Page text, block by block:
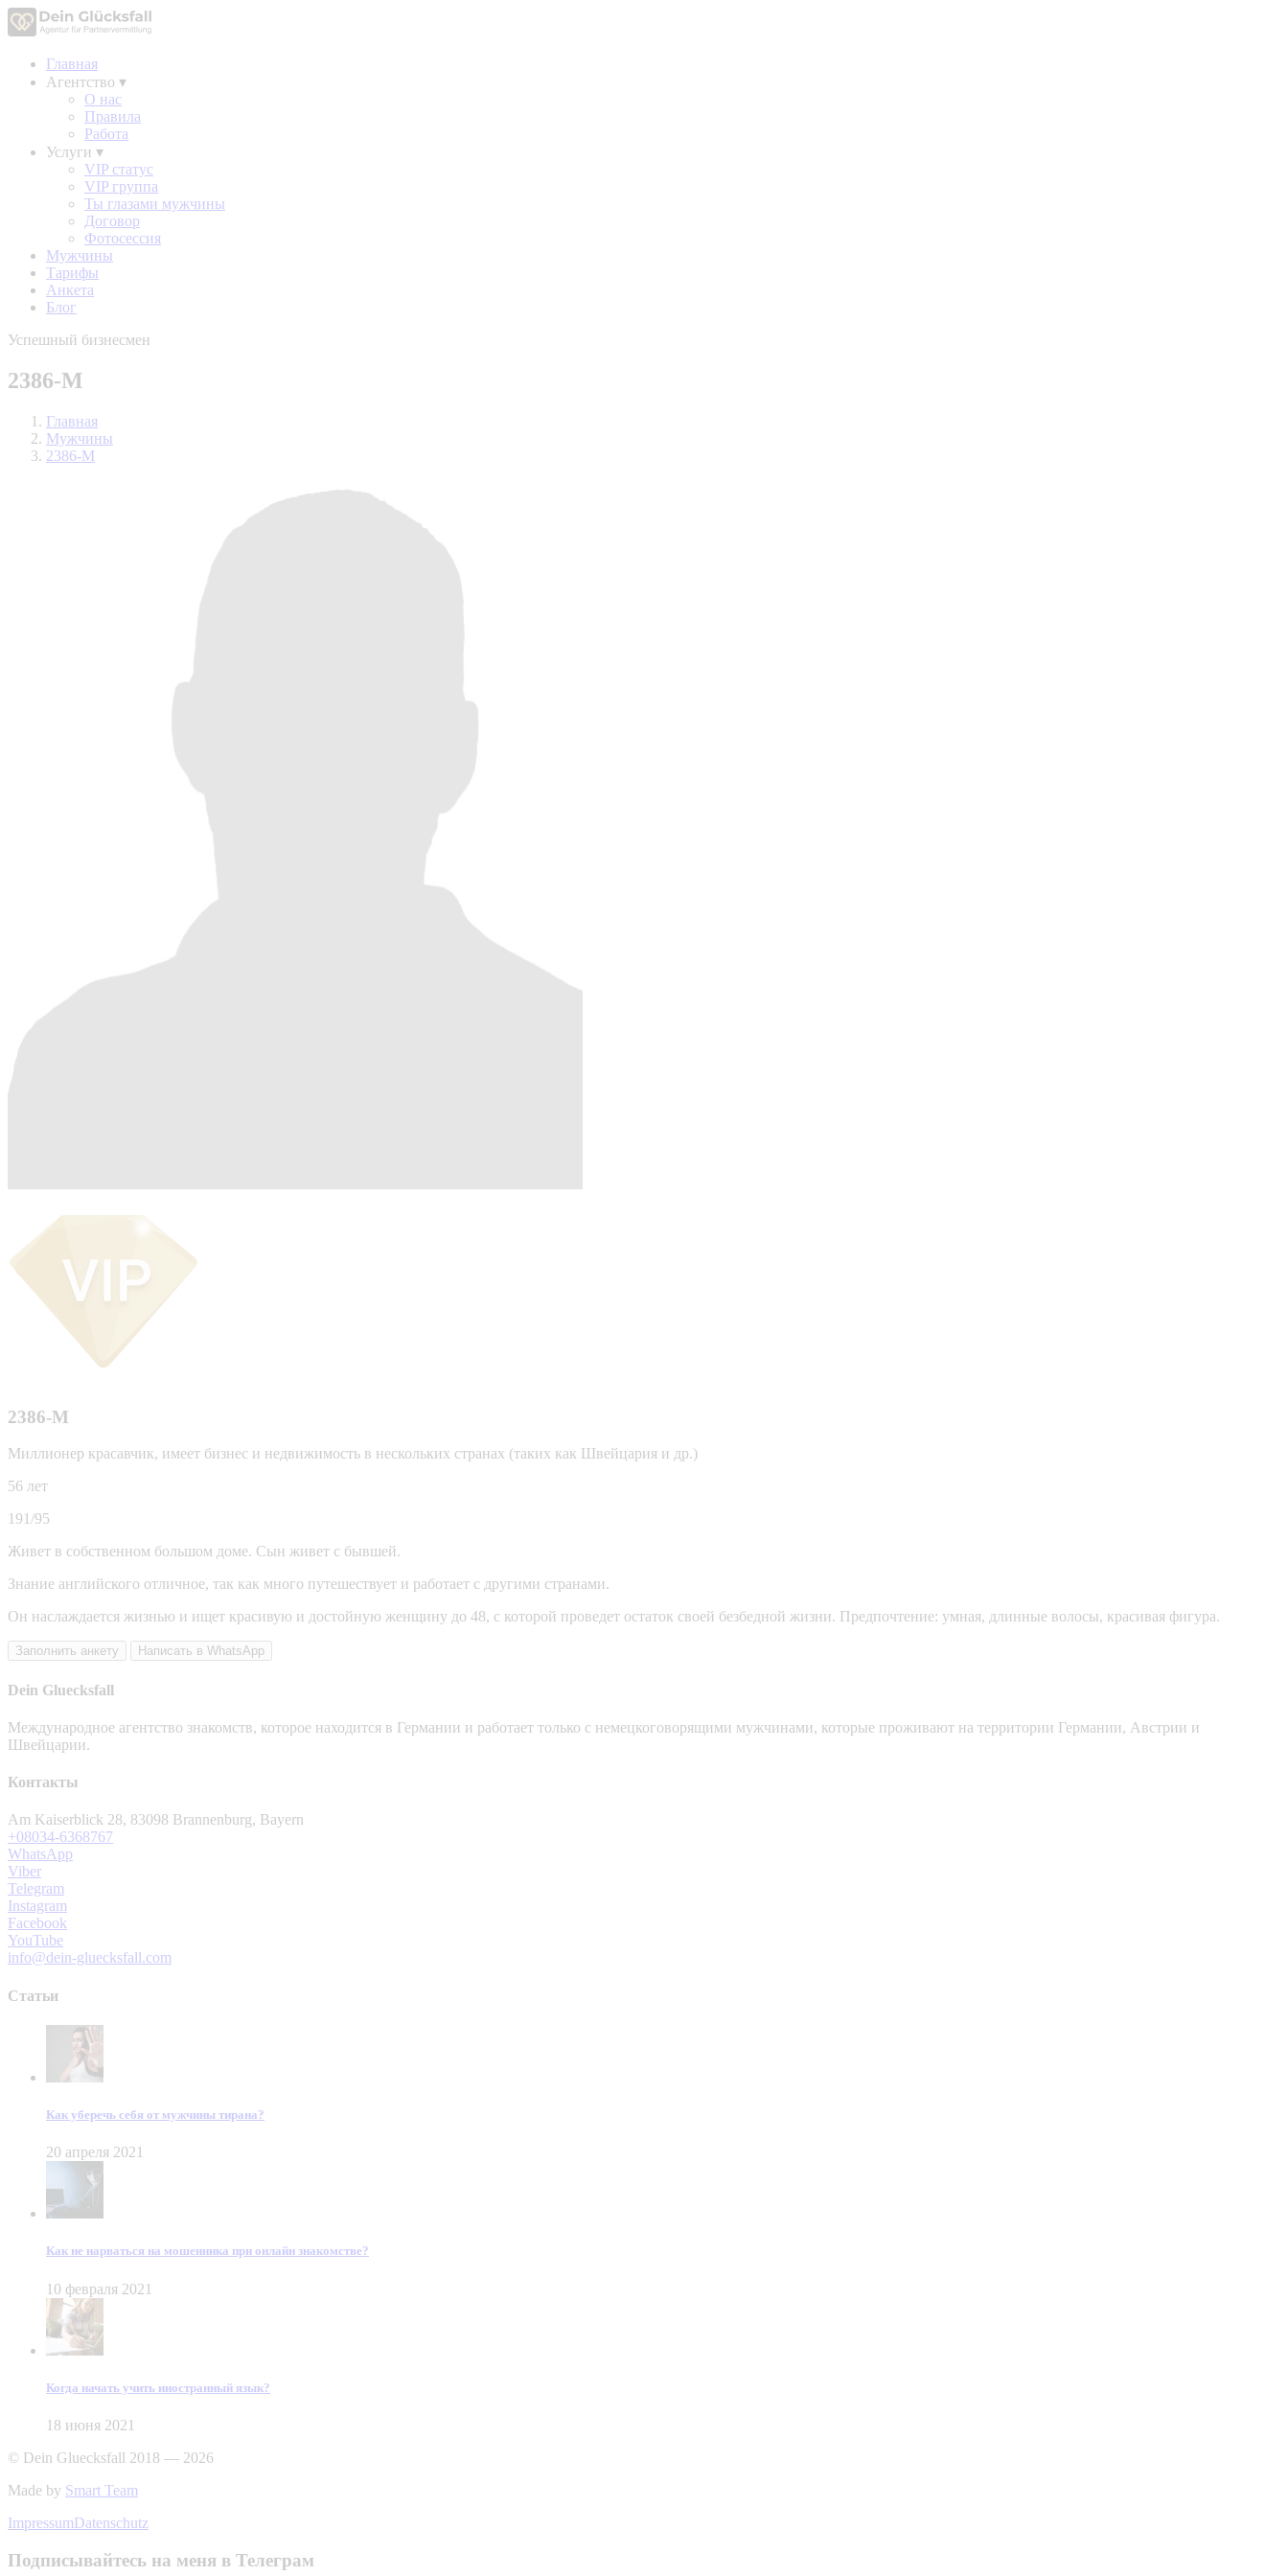
Главная
Агентство ▾
О нас
Правила
Работа
Услуги ▾
VIP статус
VIP группа
Ты глазами мужчины
Договор
Фотосессия
Мужчины
Тарифы
Анкета
Блог
Успешный бизнесмен
2386-М
Главная
Мужчины
2386-М
2386-М
Миллионер красавчик, имеет бизнес и недвижимость в нескольких странах (таких как Швейцария и др.)
56 лет
191/95
Живет в собственном большом доме. Сын живет с бывшей.
Знание английского отличное, так как много путешествует и работает с другими странами.
Он наслаждается жизнью и ищет красивую и достойную женщину до 48, с которой проведет остаток своей безбедной жизни. Предпочтение: умная, длинные волосы, красивая фигура.
Заполнить анкету Написать в WhatsApp
Dein Gluecksfall
Международное агентство знакомств, которое находится в Германии и работает только с немецкоговорящими мужчинами, которые проживают на территории Германии, Австрии и
Швейцарии.
Контакты
Am Kaiserblick 28, 83098 Brannenburg, Bayern
+08034-6368767
WhatsApp
Viber
Telegram
Instagram
Facebook
YouTube
info@dein-gluecksfall.com
Статьи
Как уберечь себя от мужчины тирана?
20 апреля 2021
Как не нарваться на мошенника при онлайн знакомстве?
10 февраля 2021
Когда начать учить иностранный язык?
18 июня 2021
© Dein Gluecksfall 2018 — 2026
Made by Smart Team
ImpressumDatenschutz
Подписывайтесь на меня в Телеграм